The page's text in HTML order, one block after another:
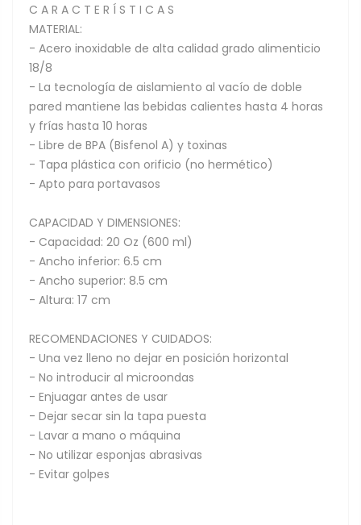
C A R A C T E R Í S T I C A S
MATERIAL:
- Acero inoxidable de alta calidad grado alimenticio
18/8
- La tecnología de aislamiento al vacío de doble
pared mantiene las bebidas calientes hasta 4 horas
y frías hasta 10 horas
- Libre de BPA (Bisfenol A) y toxinas
- Tapa plástica con orificio (no hermético)
- Apto para portavasos
CAPACIDAD Y DIMENSIONES:
- Capacidad: 20 Oz (600 ml)
- Ancho inferior: 6.5 cm
- Ancho superior: 8.5 cm
- Altura: 17 cm
RECOMENDACIONES Y CUIDADOS:
- Una vez lleno no dejar en posición horizontal
- No introducir al microondas
- Enjuagar antes de usar
- Dejar secar sin la tapa puesta
- Lavar a mano o máquina
- No utilizar esponjas abrasivas
- Evitar golpes